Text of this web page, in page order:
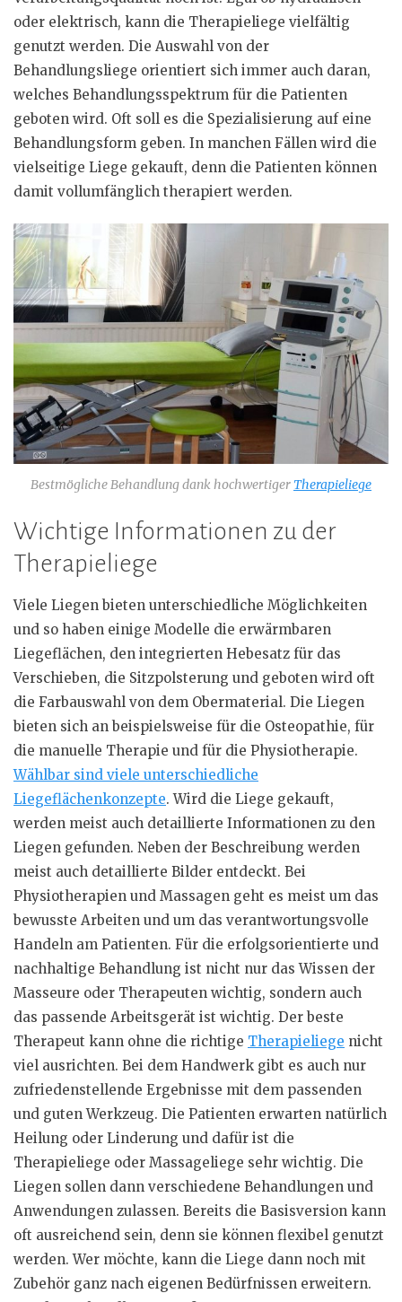
oder elektrisch, kann die Therapieliege vielfältig
genutzt werden. Die Auswahl von der
Behandlungsliege orientiert sich immer auch daran,
welches Behandlungsspektrum für die Patienten
geboten wird. Oft soll es die Spezialisierung auf eine
Behandlungsform geben. In manchen Fällen wird die
vielseitige Liege gekauft, denn die Patienten können
damit vollumfänglich therapiert werden.
Bestmögliche Behandlung dank hochwertiger Therapieliege
Wichtige Informationen zu der
Therapieliege
Viele Liegen bieten unterschiedliche Möglichkeiten
und so haben einige Modelle die erwärmbaren
Liegeflächen, den integrierten Hebesatz für das
Verschieben, die Sitzpolsterung und geboten wird oft
die Farbauswahl von dem Obermaterial. Die Liegen
bieten sich an beispielsweise für die Osteopathie, für
die manuelle Therapie und für die Physiotherapie.
Wählbar sind viele unterschiedliche
Liegeflächenkonzepte. Wird die Liege gekauft,
werden meist auch detaillierte Informationen zu den
Liegen gefunden. Neben der Beschreibung werden
meist auch detaillierte Bilder entdeckt. Bei
Physiotherapien und Massagen geht es meist um das
bewusste Arbeiten und um das verantwortungsvolle
Handeln am Patienten. Für die erfolgsorientierte und
nachhaltige Behandlung ist nicht nur das Wissen der
Masseure oder Therapeuten wichtig, sondern auch
das passende Arbeitsgerät ist wichtig. Der beste
Therapeut kann ohne die richtige Therapieliege nicht
viel ausrichten. Bei dem Handwerk gibt es auch nur
zufriedenstellende Ergebnisse mit dem passenden
und guten Werkzeug. Die Patienten erwarten natürlich
Heilung oder Linderung und dafür ist die
Therapieliege oder Massageliege sehr wichtig. Die
Liegen sollen dann verschiedene Behandlungen und
Anwendungen zulassen. Bereits die Basisversion kann
oft ausreichend sein, denn sie können flexibel genutzt
werden. Wer möchte, kann die Liege dann noch mit
Zubehör ganz nach eigenen Bedürfnissen erweitern.